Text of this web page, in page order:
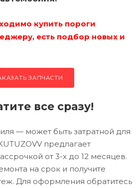
купить пороги
есть подбор новых и
ЗАПЧАСТИ
все сразу!
— может быть затратной для
предлагает
от 3-х до 12 месяцев.
на срок и получите
Для оформления обратитесь